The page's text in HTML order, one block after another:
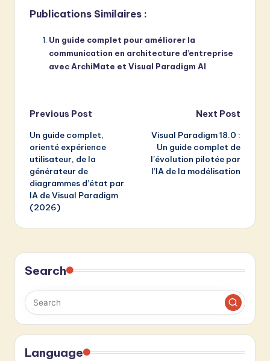
Publications Similaires :
Un guide complet pour améliorer la
communication en architecture d’entreprise
avec ArchiMate et Visual Paradigm AI
Post
navigation
Previous Post
Un guide complet,
orienté expérience
utilisateur, de la
générateur de
diagrammes d’état par
IA de Visual Paradigm
(2026)
Next Post
Visual Paradigm 18.0 :
Un guide complet de
l’évolution pilotée par
l’IA de la modélisation
Search
Language